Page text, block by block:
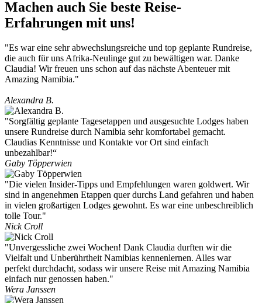
Machen auch Sie beste Reise-
Erfahrungen mit uns!
"Es war eine sehr abwechslungsreiche und top geplante Rundreise,
die auch für uns Afrika-Neulinge gut zu bewältigen war. Danke
Claudia! Wir freuen uns schon auf das nächste Abenteuer mit
Amazing Namibia."
Alexandra B.
"Sorgfältig geplante Tagesetappen und ausgesuchte Lodges haben
unsere Rundreise durch Namibia sehr komfortabel gemacht.
Claudias Kenntnisse und Kontakte vor Ort sind einfach
unbezahlbar!“
Gaby Töpperwien
"Die vielen Insider-Tipps und Empfehlungen waren goldwert. Wir
sind in angenehmen Etappen quer durchs Land gefahren und haben
in vielen großartigen Lodges gewohnt. Es war eine unbeschreiblich
tolle Tour."
Nick Croll
"Unvergessliche zwei Wochen! Dank Claudia durften wir die
Vielfalt und Unberührtheit Namibias kennenlernen. Alles war
perfekt durchdacht, sodass wir unsere Reise mit Amazing Namibia
einfach nur genossen haben."
Wera Janssen